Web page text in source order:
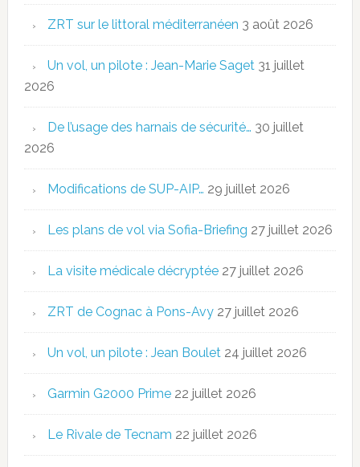
ZRT sur le littoral méditerranéen 3 août 2026
Un vol, un pilote : Jean-Marie Saget 31 juillet
2026
De l’usage des harnais de sécurité… 30 juillet
2026
Modifications de SUP-AIP… 29 juillet 2026
Les plans de vol via Sofia-Briefing 27 juillet 2026
La visite médicale décryptée 27 juillet 2026
ZRT de Cognac à Pons-Avy 27 juillet 2026
Un vol, un pilote : Jean Boulet 24 juillet 2026
Garmin G2000 Prime 22 juillet 2026
Le Rivale de Tecnam 22 juillet 2026